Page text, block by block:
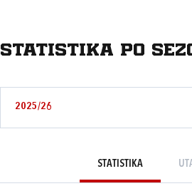
Statistika po
2025/26
STATISTIKA